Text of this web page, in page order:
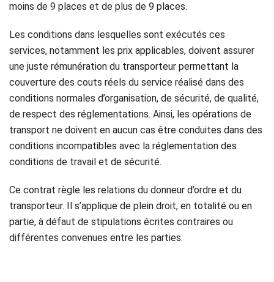
Transferts
Aéroports
Solutions
d'affaires
Contact
CGV
Politique
de
confidentialité
moins de 9 places et de plus de 9 places.
Les conditions dans lesquelles sont exécutés ces
services, notamment les prix applicables, doivent assurer
une juste rémunération du transporteur permettant la
couverture des couts réels du service réalisé dans des
conditions normales d’organisation, de sécurité, de qualité,
de respect des réglementations. Ainsi, les opérations de
transport ne doivent en aucun cas être conduites dans des
conditions incompatibles avec la réglementation des
conditions de travail et de sécurité.
Ce contrat règle les relations du donneur d’ordre et du
transporteur. Il s’applique de plein droit, en totalité ou en
partie, à défaut de stipulations écrites contraires ou
différentes convenues entre les parties.